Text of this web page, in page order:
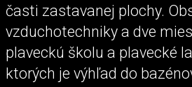
časti zastavanej plochy.
vzduchotechniky a dve
plaveckú školu a plavecké
ktorých je výhľad do